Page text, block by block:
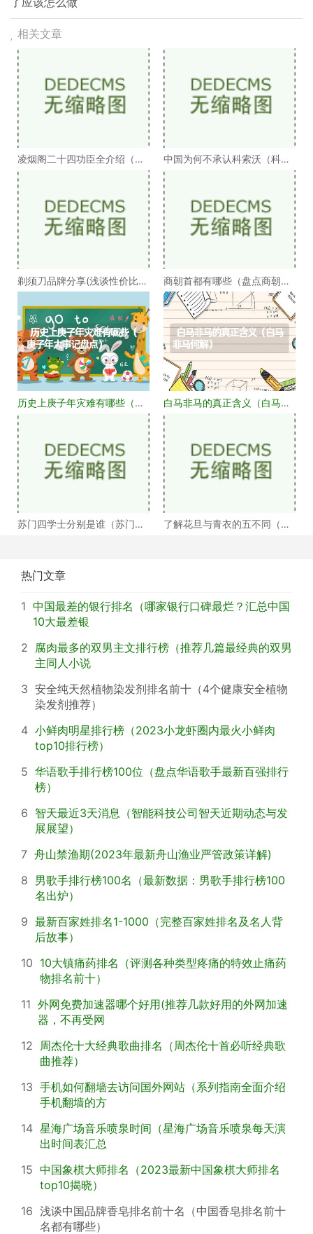
相关文章
凌烟阁二十四功臣全介绍（凌
烟阁二十四功臣排
中国为何不承认科索沃（科索
沃为何不被承认）
剃须刀品牌分享(浅谈性价比高
的剃须刀品牌）
商朝首都有哪些（盘点商朝的
十几个首都）
历史上庚子年灾难有哪些（庚
子年大事记盘点）
白马非马的真正含义（白马非
马何解）
苏门四学士分别是谁（苏门四
了解花旦与青衣的五不同（浅
热门文章
1 中国最差的银行排名（哪家银行口碑最烂？汇总中国
10大最差银
2
腐肉最多的双男主文排行榜（推荐几篇最经典的双男
主同人小说
3 安全纯天然植物染发剂排名前十（4个健康安全植物
染发剂推荐）
4 小鲜肉明星排行榜（2023小龙虾圈内最火小鲜肉
top10排行榜）
5 华语歌手排行榜100位（盘点华语歌手最新百强排行
榜）
6 智天最近3天消息（智能科技公司智天近期动态与发
展展望）
7 舟山禁渔期(2023年最新舟山渔业严管政策详解)
8 男歌手排行榜100名（最新数据：男歌手排行榜100
名出炉）
9 最新百家姓排名1-1000（完整百家姓排名及名人背
后故事）
10 10大镇痛药排名（评测各种类型疼痛的特效止痛药
物排名前十）
11 外网免费加速器哪个好用(推荐几款好用的外网加速
器，不再受网
12
周杰伦十大经典歌曲排名（周杰伦十首必听经典歌
曲推荐）
13 手机如何翻墙去访问国外网站（系列指南全面介绍
手机翻墙的方
14 星海广场音乐喷泉时间（星海广场音乐喷泉每天演
出时间表汇总
15 中国象棋大师排名（2023最新中国象棋大师排名
top10揭晓）
16 浅谈中国品牌香皂排名前十名（中国香皂排名前十
名都有哪些）